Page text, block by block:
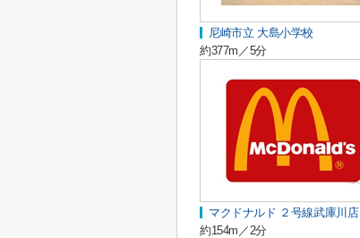
尼崎市立 大島小学校
約377m／5分
マクドナルド ２号線武庫川店
約154m／2分